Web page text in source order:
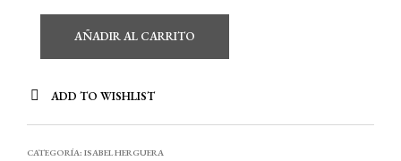
AÑADIR AL CARRITO
ADD TO WISHLIST
CATEGORÍA: ISABEL HERGUERA